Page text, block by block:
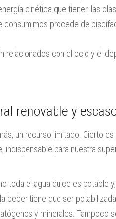
cinética que tienen las olas.
procede de
relacionados con el ocio y el
renovable y escaso
un recurso limitado. Cierto es
indispensable para nuestra
toda el agua dulce es potable
beber tiene que ser
y minerales. Tampoco